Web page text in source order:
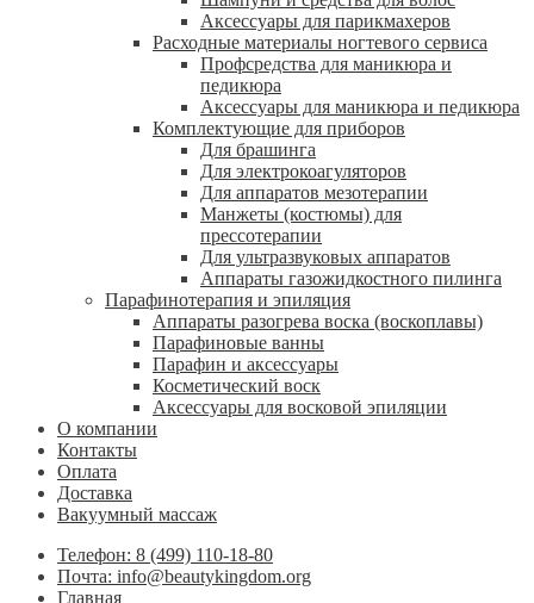
Аксессуары для парикмахеров
Расходные материалы ногтевого сервиса
Профсредства для маникюра и
педикюра
Аксессуары для маникюра и педикюра
Комплектующие для приборов
Для брашинга
Для электрокоагуляторов
Для аппаратов мезотерапии
Манжеты (костюмы) для
прессотерапии
Для ультразвуковых аппаратов
Аппараты газожидкостного пилинга
Парафинотерапия и эпиляция
Аппараты разогрева воска (воскоплавы)
Парафиновые ванны
Парафин и аксессуары
Косметический воск
Аксессуары для восковой эпиляции
О компании
Контакты
Оплата
Доставка
Вакуумный массаж
Телефон: 8 (499) 110-18-80
Почта: info@beautykingdom.org
Главная